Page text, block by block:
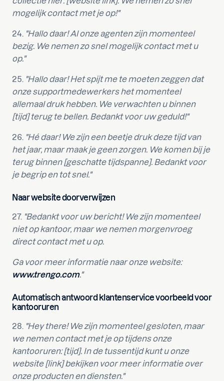
mogelijk contact met je op!"
24. "Hallo daar! Al onze agenten zijn momenteel
bezig. We nemen zo snel mogelijk contact met u
op."
25. "Hallo daar! Het spijt me te moeten zeggen dat
onze supportmedewerkers het momenteel
allemaal druk hebben. We verwachten u binnen
[tijd] terug te bellen. Bedankt voor uw geduld!"
26. "Hé daar! We zijn een beetje druk deze tijd van
het jaar, maar maak je geen zorgen. We komen bij je
terug binnen [geschatte tijdspanne]. Bedankt voor
je begrip en tot snel."
Naar website doorverwijzen
27. "Bedankt voor uw bericht! We zijn momenteel
niet op kantoor, maar we nemen morgenvroeg
direct contact met u op.
Ga voor meer informatie naar onze website:
www.trengo.com."
Automatisch antwoord klantenservice voorbeeld voor
kantooruren
28. "Hey there! We zijn momenteel gesloten, maar
we nemen contact met je op tijdens onze
kantooruren: [tijd]. In de tussentijd kunt u onze
website [link] bekijken voor meer informatie over
onze producten en diensten."